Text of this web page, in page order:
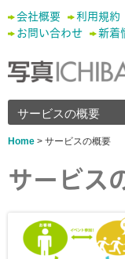
会社概要 利用規約
お問い合わせ
新着
サービスの概要
Home > サービスの概要
サービス